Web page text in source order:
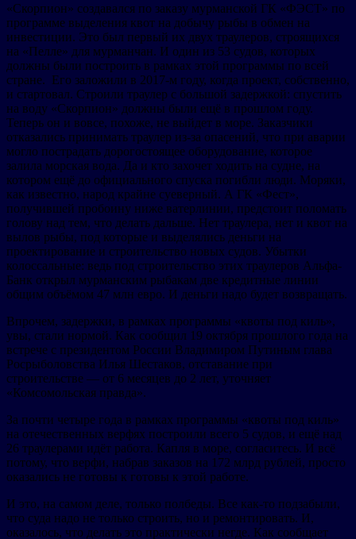
«Скорпион» создавался по заказу мурманской ГК «ФЭСТ» по
программе выделения квот на добычу рыбы в обмен на
инвестиции. Это был первый их двух траулеров, строящихся
на «Пелле» для мурманчан. И один из 53 судов, которых
должны были построить в рамках этой программы по всей
стране. Его заложили в 2017-м году, когда проект, собственно,
и стартовал. Строили траулер с большой задержкой: спустить
на воду «Скорпион» должны были ещё в прошлом году.
Теперь он и вовсе, похоже, не выйдет в море. Заказчики
отказались принимать траулер из-за опасений, что при аварии
могло пострадать дорогостоящее оборудование, которое
залила морская вода. Да и кто захочет ходить на судне, на
котором ещё до официального спуска погибли люди. Моряки,
как известно, народ крайне суеверный. А ГК «Фест»,
получившей пробоину ниже ватерлинии, предстоит поломать
голову над тем, что делать дальше. Нет траулера, нет и квот на
вылов рыбы, под которые и выделялись деньги на
проектирование и строительство новых судов. Убытки
колоссальные: ведь под строительство этих траулеров Альфа-
Банк открыл мурманским рыбакам две кредитные линии
общим объёмом 47 млн евро. И деньги надо будет возвращать.
Впрочем, задержки, в рамках программы «квоты под киль»,
увы, стали нормой. Как сообщил 19 октября прошлого года на
встрече с президентом России Владимиром Путиным глава
Росрыболовства Илья Шестаков, отставание при
строительстве — от 6 месяцев до 2 лет, уточняет
«Комсомольская правда».
За почти четыре года в рамках программы «квоты под киль»
на отечественных верфях построили всего 5 судов, и ещё над
26 траулерами идёт работа. Капля в море, согласитесь. И всё
потому, что верфи, набрав заказов на 172 млрд рублей, просто
оказались не готовы к готовы к этой работе.
И это, на самом деле, только полбеды. Все как-то подзабыли,
что суда надо не только строить, но и ремонтировать. И,
оказалось, что делать это практически негде. Как сообщает